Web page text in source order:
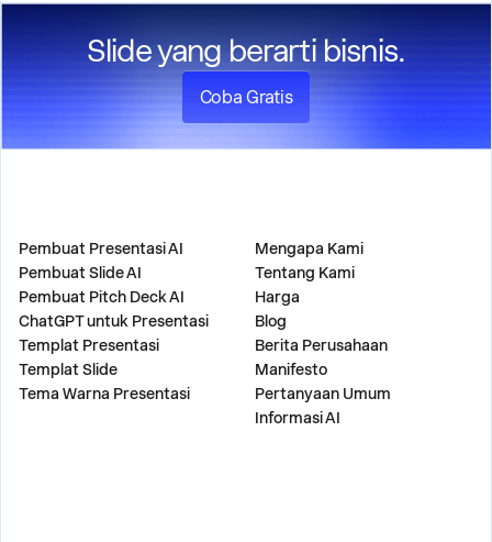
Slide yang berarti bisnis.
Coba Gratis
Pembuat Presentasi AI
Pembuat Slide AI
Pembuat Pitch Deck AI
ChatGPT untuk Presentasi
Templat Presentasi
Templat Slide
Tema Warna Presentasi
Mengapa Kami
Tentang Kami
Harga
Blog
Berita Perusahaan
Manifesto
Pertanyaan Umum
Informasi AI